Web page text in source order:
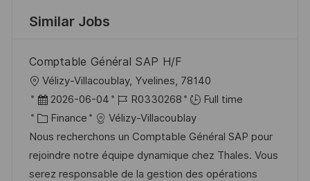
Similar Jobs
Comptable Général SAP H/F
L
o
c
a
t
i
Vélizy-Villacoublay, Yvelines, 78140
P
o
s
t
e
2026-06-04
J
o
b
I
d
R0330268
Full time
C
a
t
e
Finance
Vélizy-Villacoublay
Nous recherchons un Comptable Général SAP pour
rejoindre notre équipe dynamique chez Thales. Vous
serez responsable de la gestion des opérations